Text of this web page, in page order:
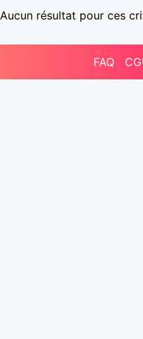
Aucun résultat pour ces
FAQ